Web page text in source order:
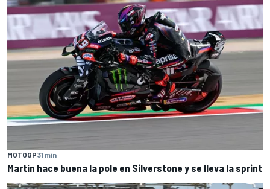
MOTOGP31 min
Martín hace buena la pole en Silverstone y se lleva la sprint